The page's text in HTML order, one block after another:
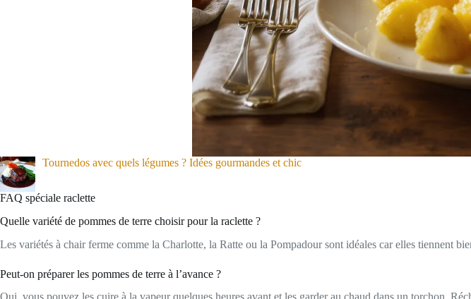
Tournedos avec quels légumes ? Idées gourmandes et chic
FAQ spéciale raclette
Quelle variété de pommes de terre choisir pour la raclette ?
Les variétés à chair ferme comme la Charlotte, la Ratte ou la Pompadour sont idéales car elles tiennent
Peut-on préparer les pommes de terre à l’avance ?